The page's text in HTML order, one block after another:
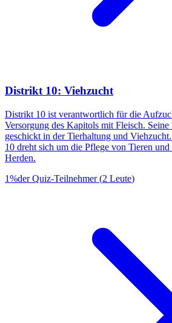
Distrikt 10: Viehzucht
Distrikt 10 ist verantwortlich für die
Versorgung des Kapitols mit Fleisch. Seine
geschickt in der Tierhaltung und
10 dreht sich um die Pflege von Tieren
Herden.
1%der Quiz-Teilnehmer(2 Leute)